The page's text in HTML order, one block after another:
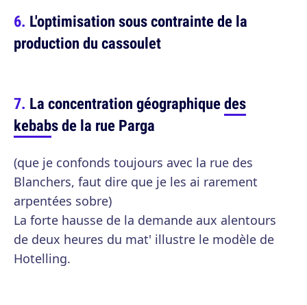
L'optimisation sous contrainte de la
production du cassoulet
La concentration géographiquedes
kebabs de la rue Parga
(que je confonds toujours avec la rue des
Blanchers, faut dire que je les ai rarement
arpentées sobre)
La forte hausse de la demande aux alentours
de deux heures du mat' illustre le modèle de
Hotelling.